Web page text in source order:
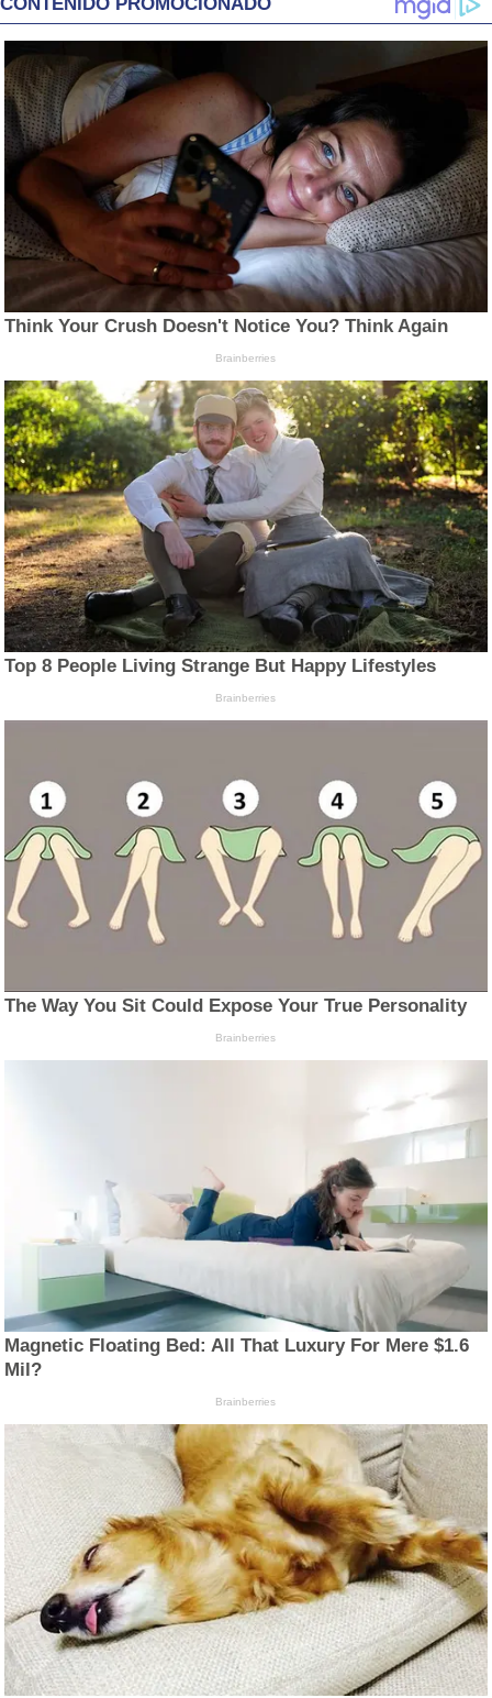
Think Your Crush Doesn't Notice You? Think Again
Brainberries
Top 8 People Living Strange But Happy Lifestyles
Brainberries
The Way You Sit Could Expose Your True Personality
Brainberries
Magnetic Floating Bed: All That Luxury For Mere $1.6
Mil?
Brainberries